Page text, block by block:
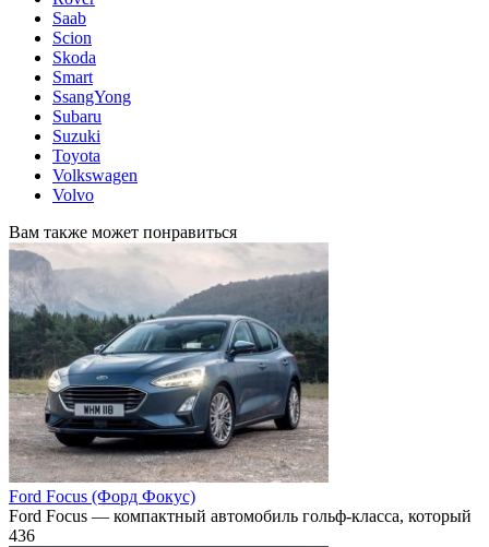
Saab
Scion
Skoda
Smart
SsangYong
Subaru
Suzuki
Toyota
Volkswagen
Volvo
Вам также может понравиться
Ford Focus (Форд Фокус)
Ford Focus — компактный автомобиль гольф-класса, который
436